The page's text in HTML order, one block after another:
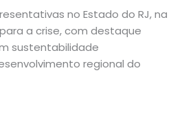
no Estado do RJ, na
a crise, com destaque
sustentabilidade
regional do